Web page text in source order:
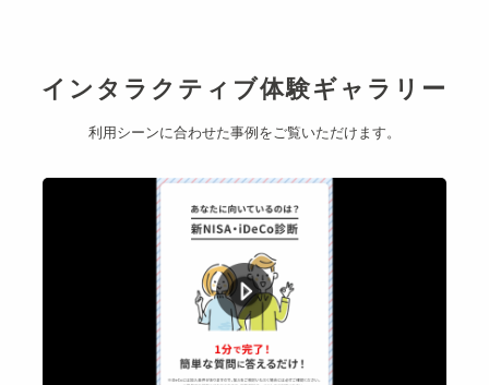
インタラクティブ体験ギャラリー
利用シーンに合わせた事例をご覧いただけます。